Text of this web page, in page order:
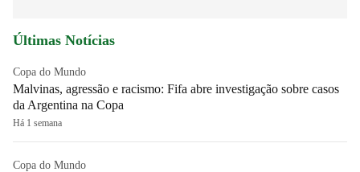
Últimas Notícias
Copa do Mundo
Malvinas, agressão e racismo: Fifa abre investigação sobre casos
da Argentina na Copa
Há 1 semana
Copa do Mundo